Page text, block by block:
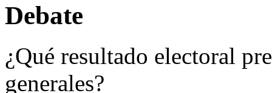
Debate
¿Qué resultado electoral
generales?